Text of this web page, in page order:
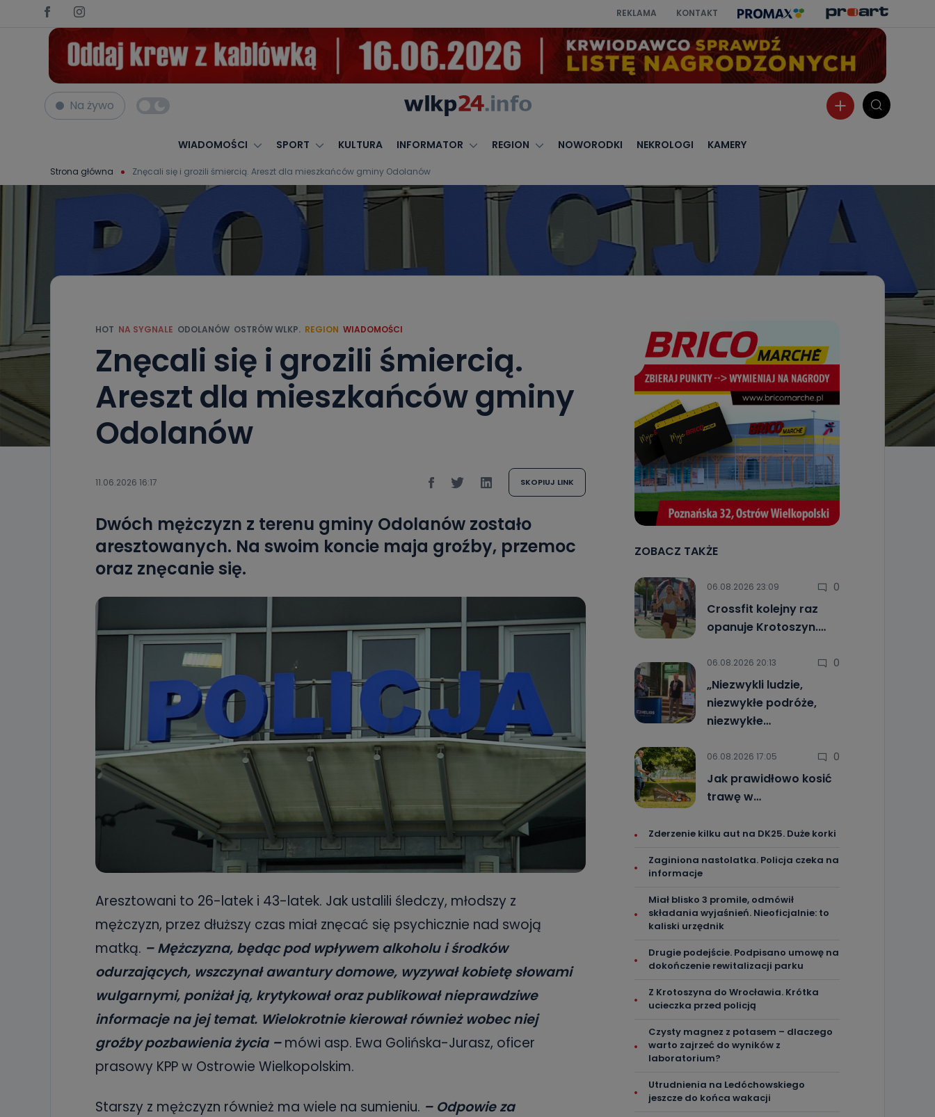
REKLAMA KONTAKT
Na żywo
WIADOMOŚCI SPORT KULTURA INFORMATOR REGION NOWORODKI NEKROLOGI KAMERY
Strona główna Znęcali się i grozili śmiercią. Areszt dla mieszkańców gminy Odolanów
HOT NA SYGNALE ODOLANÓW OSTRÓW WLKP. REGION WIADOMOŚCI
Znęcali się i grozili śmiercią.
Areszt dla mieszkańców gminy
Odolanów
11.06.2026 16:17 SKOPIUJ LINK
Dwóch mężczyzn z terenu gminy Odolanów zostało
aresztowanych. Na swoim koncie maja groźby, przemoc
oraz znęcanie się.
Aresztowani to 26-latek i 43-latek. Jak ustalili śledczy, młodszy z
mężczyzn, przez dłuższy czas miał znęcać się psychicznie nad swoją
matką. – Mężczyzna, będąc pod wpływem alkoholu i środków
odurzających, wszczynał awantury domowe, wyzywał kobietę słowami
wulgarnymi, poniżał ją, krytykował oraz publikował nieprawdziwe
informacje na jej temat. Wielokrotnie kierował również wobec niej
groźby pozbawienia życia –mówi asp. Ewa Golińska-Jurasz, oficer
prasowy KPP w Ostrowie Wielkopolskim.
Starszy z mężczyzn również ma wiele na sumieniu. – Odpowie za
ZOBACZ TAKŻE
06.08.2026 23:09 0
Crossfit kolejny raz
opanuje Krotoszyn.…
06.08.2026 20:13 0
„Niezwykli ludzie,
niezwykłe podróże,
niezwykłe…
06.08.2026 17:05 0
Jak prawidłowo kosić
trawę w…
Zderzenie kilku aut na DK25. Duże korki
Zaginiona nastolatka. Policja czeka na
informacje
Miał blisko 3 promile, odmówił
składania wyjaśnień. Nieoficjalnie: to
kaliski urzędnik
Drugie podejście. Podpisano umowę na
dokończenie rewitalizacji parku
Z Krotoszyna do Wrocławia. Krótka
ucieczka przed policją
Czysty magnez z potasem – dlaczego
warto zajrzeć do wyników z
laboratorium?
Utrudnienia na Ledóchowskiego
jeszcze do końca wakacji